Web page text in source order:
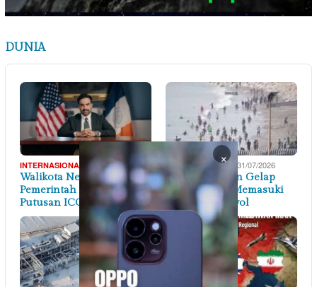
DUNIA
INTERNASIONAL 01/08/2026
Walikota New York Minta
Pemerintah AS Jalankan
Putusan ICC, …
INTERNASIONAL 31/07/2026
Ribuan Imigran Gelap
Asal Maroko Memasuki
Perairan Spanyol
×